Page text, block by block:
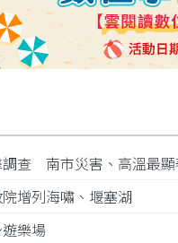
調查 南市災害、高溫最
增列海嘯、堰塞湖
遊樂場